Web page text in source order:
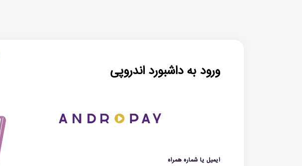
ورود به داشبورد اندروپی
ایمیل یا شماره همراه